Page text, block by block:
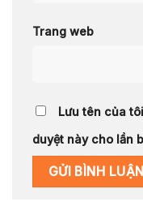
Trang web
Lưu tên của
duyệt này cho lần